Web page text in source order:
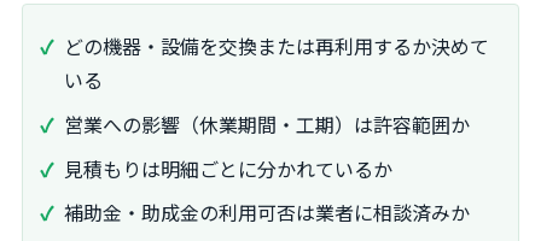
どの機器・設備を交換または再利用するか決めて
いる
営業への影響（休業期間・工期）は許容範囲か
見積もりは明細ごとに分かれているか
補助金・助成金の利用可否は業者に相談済みか